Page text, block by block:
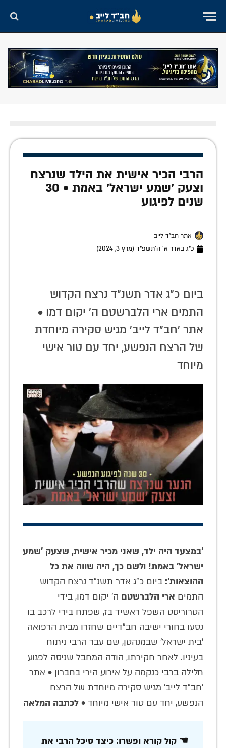
הרבי הכיר אישית את הילד שנרצח
וצעק 'שמע ישראל' באמת • 30
שנים לפיגוע
אתר חב"ד לייב
כ״ג באדר א׳ ה׳תשפ״ד (מרץ 3, 2024)
ביום כ"ג אדר תשנ"ד נרצח הקדוש
התמים ארי הלברשטם ה' יקום דמו •
אתר 'חב"ד לייב' מגיש סקירה מיוחדת
של הרצח הנפשע, יחד עם טור אישי
מיוחד
'במצעד היה ילד, שאני מכיר אישית, שצעק 'שמע
ישראל' באמת! ולשם כך, היה שווה את כל
ההוצאות': ביום כ"ג אדר תשנ"ד נרצח הקדוש
התמים ארי הלברשטם ה' יקום דמו, בידי
הטרוריסט השפל ראשיד בז, שפתח בירי לרכב בו
נסעו בחורי ישיבה חב"דיים שחזרו מבית הרפואה
'בית ישראל' שבמנהטן, שם עבר הרבי ניתוח
בעיניו. לאחר חקירתו, הודה המחבל שניסה לפגוע
חלילה ברבי כנקמה על אירוע הירי בחברון • אתר
'חב"ד לייב' מגיש סקירה מיוחדת של הרצח
הנפשע, יחד עם טור אישי מיוחד • לכתבה המלאה
☚ קול קורא ופשרו: כיצד סיכל הרבי את